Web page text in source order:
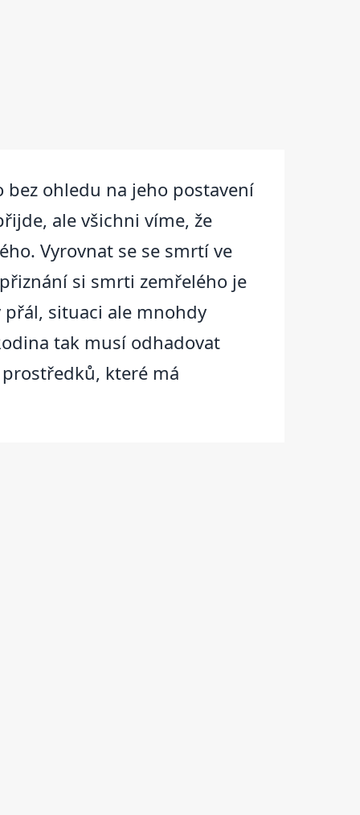
ohledu na jeho postavení
ale všichni víme, že
Vyrovnat se se smrtí ve
si smrti zemřelého je
situaci ale mnohdy
tak musí odhadovat
které má